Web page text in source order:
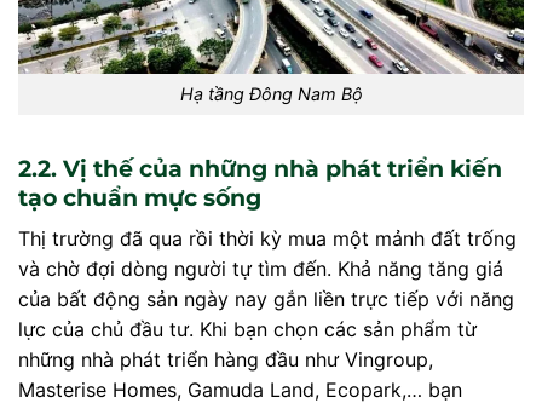
Hạ tầng Đông Nam Bộ
2.2. Vị thế của những nhà phát triển kiến
tạo chuẩn mực sống
Thị trường đã qua rồi thời kỳ mua một mảnh đất trống
và chờ đợi dòng người tự tìm đến. Khả năng tăng giá
của bất động sản ngày nay gắn liền trực tiếp với năng
lực của chủ đầu tư. Khi bạn chọn các sản phẩm từ
những nhà phát triển hàng đầu như Vingroup,
Masterise Homes, Gamuda Land, Ecopark,… bạn